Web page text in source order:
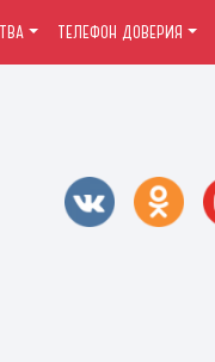
ТЕЛЕФОН ДОВЕРИЯ